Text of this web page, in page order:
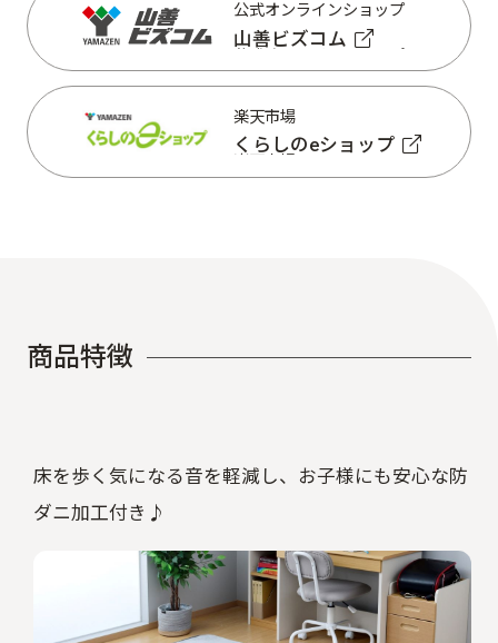
公式オンラインショップ
山善ビズコム
山善ビズコム
楽天市場
くらしのeショップ
商品特徴
床を歩く気になる音を軽減し、お子様にも安心な防
ダニ加工付き♪